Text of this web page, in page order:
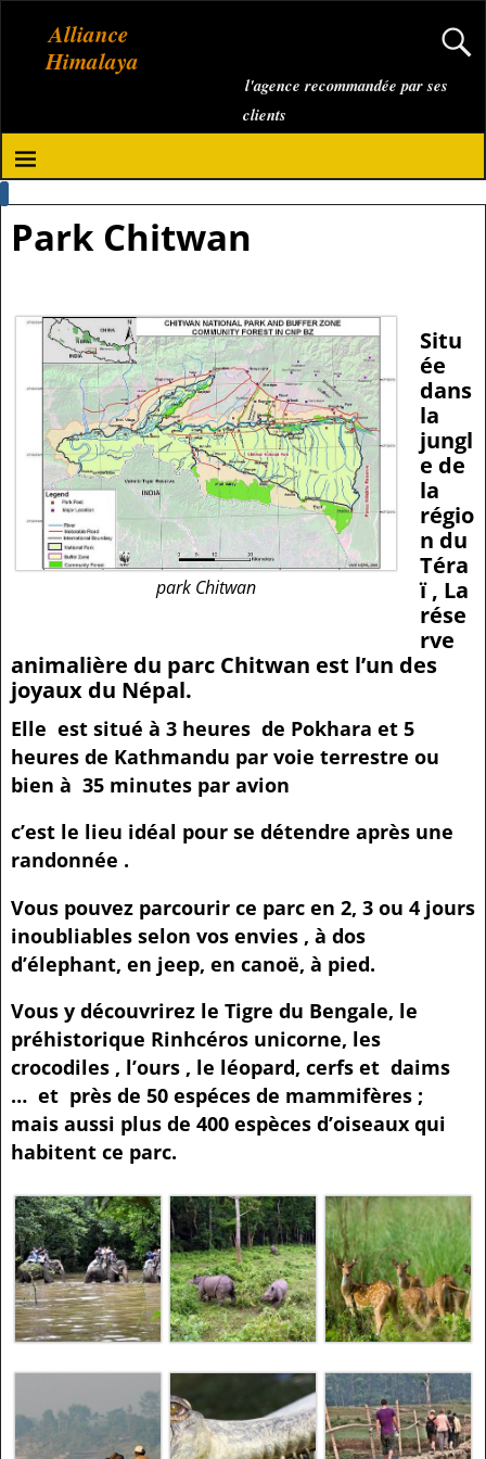
Alliance
Himalaya
l'agence recommandée par ses
clients
Park Chitwan
park Chitwan
Situ
ée
dans
la
jungl
e de
la
régio
n du
Téra
ï , La
rése
rve
animalière du parc Chitwan est l’un des
joyaux du Népal.
Elle est situé à 3 heures de Pokhara et 5
heures de Kathmandu par voie terrestre ou
bien à 35 minutes par avion
c’est le lieu idéal pour se détendre après une
randonnée .
Vous pouvez parcourir ce parc en 2, 3 ou 4 jours
inoubliables selon vos envies , à dos
d’élephant, en jeep, en canoë, à pied.
Vous y découvrirez le Tigre du Bengale, le
préhistorique Rinhcéros unicorne, les
crocodiles , l’ours , le léopard, cerfs et daims
… et près de 50 espéces de mammifères ;
mais aussi plus de 400 espèces d’oiseaux qui
habitent ce parc.